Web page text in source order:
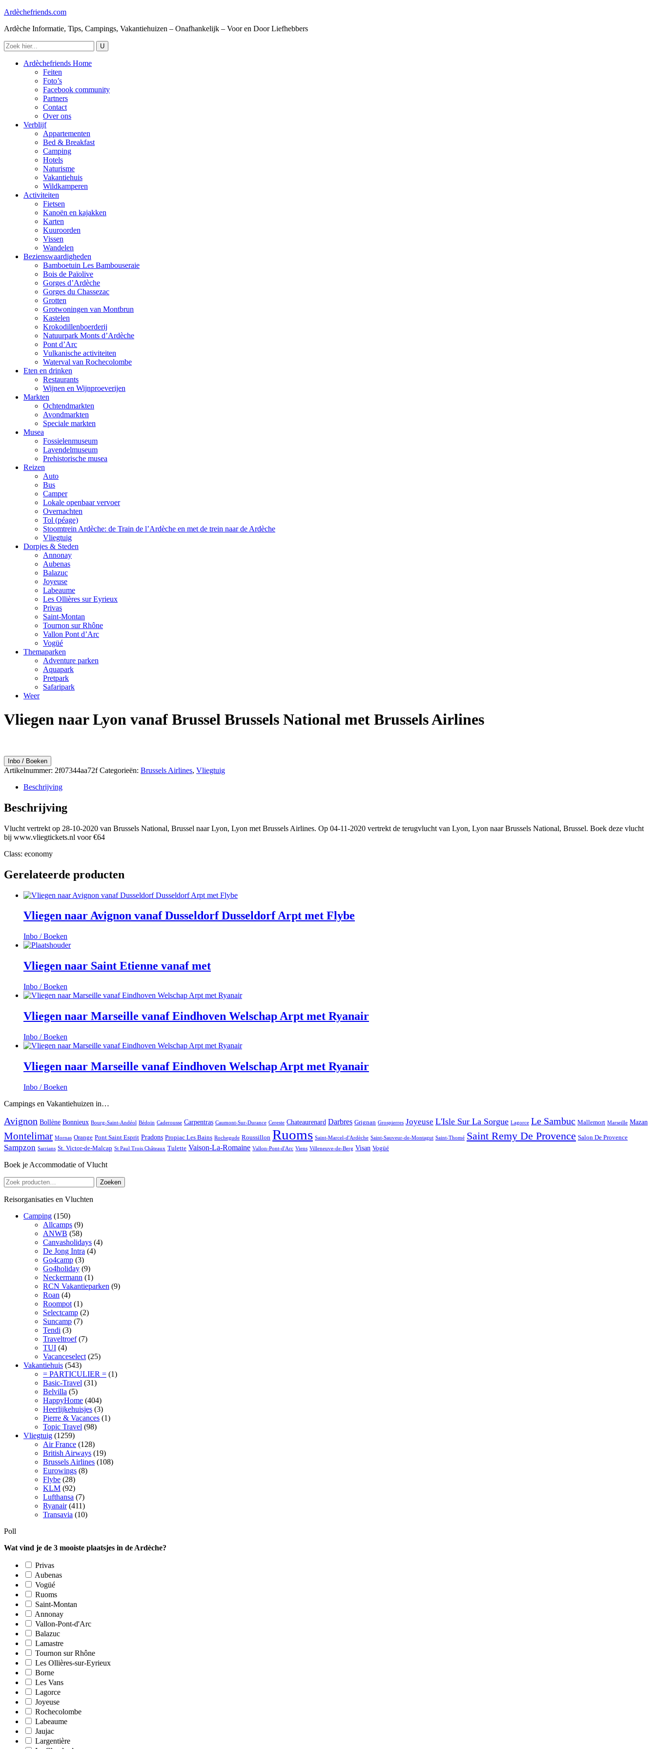
Ardèchefriends.com
Ardèche Informatie, Tips, Campings, Vakantiehuizen – Onafhankelijk – Voor en Door Liefhebbers
Ardèchefriends Home
Feiten
Foto’s
Facebook community
Partners
Contact
Over ons
Verblijf
Appartementen
Bed & Breakfast
Camping
Hotels
Naturisme
Vakantiehuis
Wildkamperen
Activiteiten
Fietsen
Kanoën en kajakken
Karten
Kuuroorden
Vissen
Wandelen
Bezienswaardigheden
Bamboetuin Les Bambouseraie
Bois de Païolive
Gorges d’Ardèche
Gorges du Chassezac
Grotten
Grotwoningen van Montbrun
Kastelen
Krokodillenboerderij
Natuurpark Monts d’Ardèche
Pont d’Arc
Vulkanische activiteiten
Waterval van Rochecolombe
Eten en drinken
Restaurants
Wijnen en Wijnproeverijen
Markten
Ochtendmarkten
Avondmarkten
Speciale markten
Musea
Fossielenmuseum
Lavendelmuseum
Prehistorische musea
Reizen
Auto
Bus
Camper
Lokale openbaar vervoer
Overnachten
Tol (péage)
Stoomtrein Ardèche: de Train de l’Ardèche en met de trein naar de Ardèche
Vliegtuig
Dorpjes & Steden
Annonay
Aubenas
Balazuc
Joyeuse
Labeaume
Les Ollières sur Eyrieux
Privas
Saint-Montan
Tournon sur Rhône
Vallon Pont d’Arc
Vogüé
Themaparken
Adventure parken
Aquapark
Pretpark
Safaripark
Weer
Vliegen naar Lyon vanaf Brussel Brussels National met Brussels Airlines
Inbo / Boeken
Artikelnummer: 2f07344aa72f Categorieën: Brussels Airlines, Vliegtuig
Beschrijving
Beschrijving
Vlucht vertrekt op 28-10-2020 van Brussels National, Brussel naar Lyon, Lyon met Brussels Airlines. Op 04-11-2020 vertrekt de terugvlucht van Lyon, Lyon naar Brussels National, Brussel. Boek deze vlucht
bij www.vliegtickets.nl voor €64
Class: economy
Gerelateerde producten
Vliegen naar Avignon vanaf Dusseldorf Dusseldorf Arpt met Flybe
Inbo / Boeken
Vliegen naar Saint Etienne vanaf met
Inbo / Boeken
Vliegen naar Marseille vanaf Eindhoven Welschap Arpt met Ryanair
Inbo / Boeken
Vliegen naar Marseille vanaf Eindhoven Welschap Arpt met Ryanair
Inbo / Boeken
Campings en Vakantiehuizen in…
Avignon Bollène Bonnieux Bourg-Saint-Andéol Bédoin Caderousse Carpentras Caumont-Sur-Durance Cereste Chateaurenard Darbres Grignan Grospierres Joyeuse L'Isle Sur La Sorgue Lagorce Le Sambuc Mallemort Marseille Mazan
Montelimar Mornas Orange Pont Saint Esprit Pradons Propiac Les Bains Rochegude Roussillon Ruoms Saint-Marcel-d'Ardèche Saint-Sauveur-de-Montagut Saint-Thomé Saint Remy De Provence Salon De Provence
Sampzon Sarrians St. Victor-de-Malcap St Paul Trois Châteaux Tulette Vaison-La-Romaine Vallon-Pont-d'Arc Viens Villeneuve-de-Berg Visan Vogüé
Boek je Accommodatie of Vlucht
Zoeken
naar:
Zoeken
Reisorganisaties en Vluchten
Camping (150)
Allcamps (9)
ANWB (58)
Canvasholidays (4)
De Jong Intra (4)
Go4camp (3)
Go4holiday (9)
Neckermann (1)
RCN Vakantieparken (9)
Roan (4)
Roompot (1)
Selectcamp (2)
Suncamp (7)
Tendi (3)
Traveltroef (7)
TUI (4)
Vacanceselect (25)
Vakantiehuis (543)
= PARTICULIER = (1)
Basic-Travel (31)
Belvilla (5)
HappyHome (404)
Heerlijkehuisjes (3)
Pierre & Vacances (1)
Topic Travel (98)
Vliegtuig (1259)
Air France (128)
British Airways (19)
Brussels Airlines (108)
Eurowings (8)
Flybe (28)
KLM (92)
Lufthansa (7)
Ryanair (411)
Transavia (10)
Poll
Wat vind je de 3 mooiste plaatsjes in de Ardèche?
Privas
Aubenas
Vogüé
Ruoms
Saint-Montan
Annonay
Vallon-Pont-d'Arc
Balazuc
Lamastre
Tournon sur Rhône
Les Ollières-sur-Eyrieux
Borne
Les Vans
Lagorce
Joyeuse
Rochecolombe
Labeaume
Jaujac
Largentière